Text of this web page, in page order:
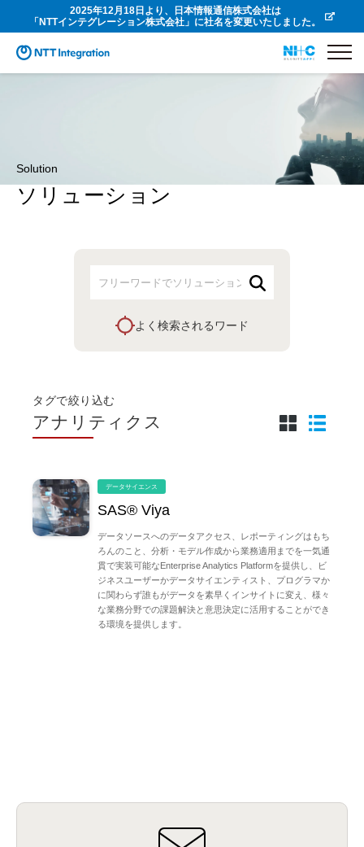
2025年12月18日より、日本情報通信株式会社は
「NTTインテグレーション株式会社」に社名を変更いたしました。
Solution
ソリューション
よく検索されるワード
タグで絞り込む
アナリティクス
データサイエンス
SAS® Viya
データソースへのデータアクセス、レポーティングはもち
ろんのこと、分析・モデル作成から業務適用までを一気通
貫で実装可能なEnterprise Analytics Platformを提供し、ビ
ジネスユーザーかデータサイエンティスト、プログラマか
に関わらず誰もがデータを素早くインサイトに変え、様々
な業務分野での課題解決と意思決定に活用することができ
る環境を提供します。